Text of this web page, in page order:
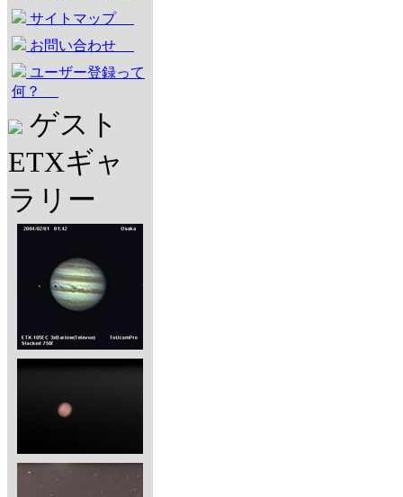
サイトマップ
お問い合わせ
ユーザー登録って
何？
ゲスト
ETXギャ
ラリー